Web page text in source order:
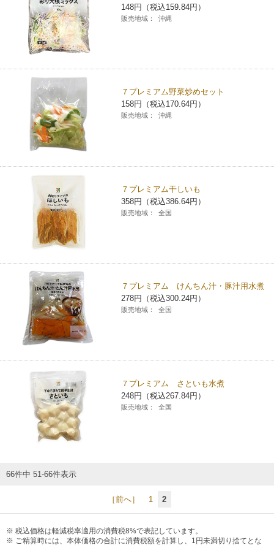
148円（税込159.84円）
販売地域： 沖縄
７プレミアム野菜炒めセット
158円（税込170.64円）
販売地域： 沖縄
７プレミアム干しいも
358円（税込386.64円）
販売地域： 全国
７プレミアム けんちん汁・豚汁用水煮
278円（税込300.24円）
販売地域： 全国
７プレミアム さといも水煮
248円（税込267.84円）
販売地域： 全国
66件中 51-66件表示
［前へ］ 1 2
税込価格は軽減税率適用の消費税8%で表記しています。
ご精算時には、本体価格の合計に消費税額を計算し、1円未満切り捨てとな